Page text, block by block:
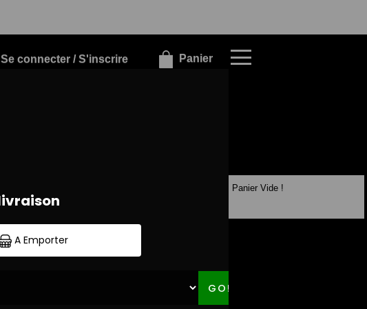
Se connecter / S'inscrire Panier
×
Panier Vide !